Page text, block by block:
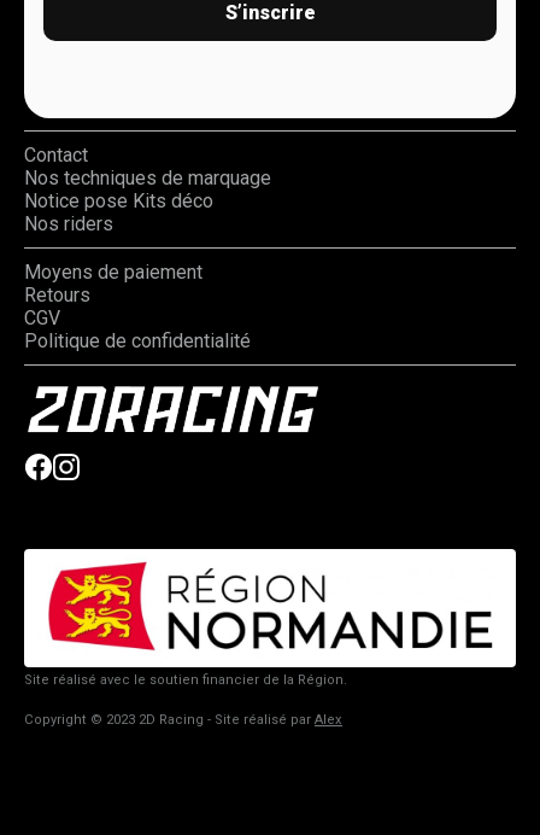
S’inscrire
Contact
Nos techniques de marquage
Notice pose Kits déco
Nos riders
Moyens de paiement
Retours
CGV
Politique de confidentialité
Site réalisé avec le soutien financier de la Région.
Copyright © 2023 2D Racing - Site réalisé par Alex